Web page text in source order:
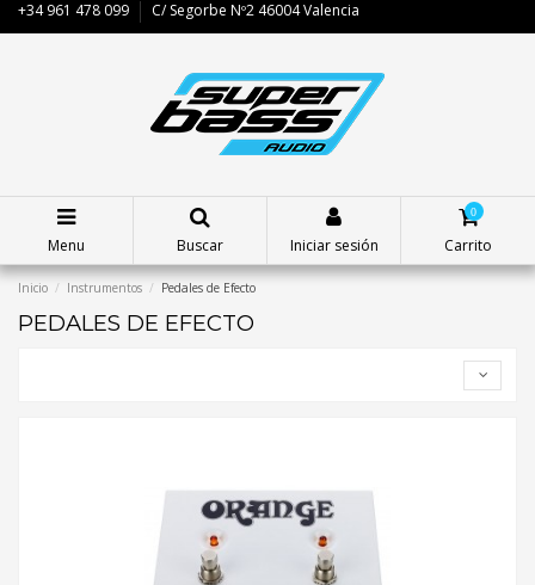
+34 961 478 099 C/ Segorbe Nº2 46004 Valencia
Menu Buscar Iniciar sesión
0
Carrito
Inicio Instrumentos Pedales de Efecto
PEDALES DE EFECTO